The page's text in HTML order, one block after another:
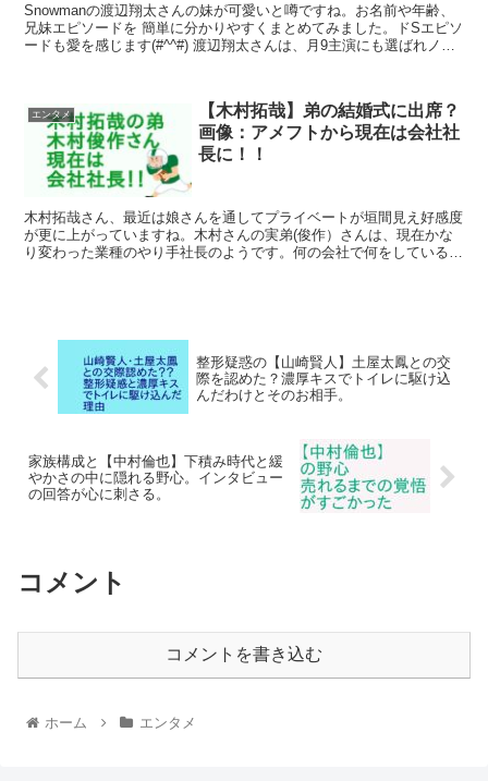
Snowmanの渡辺翔太さんの妹が可愛いと噂ですね。お名前や年齢、
兄妹エピソードを 簡単に分かりやすくまとめてみました。ドSエピソ
ードも愛を感じます(#^^#) 渡辺翔太さんは、月9主演にも選ばれノリ
エンタメ
【木村拓哉】弟の結婚式に出席？
画像：アメフトから現在は会社社
長に！！
木村拓哉さん、最近は娘さんを通してプライベートが垣間見え好感度
が更に上がっていますね。木村さんの実弟(俊作）さんは、現在かな
り変わった業種のやり手社長のようです。何の会社で何をしている会
整形疑惑の【山崎賢人】土屋太鳳との交
際を認めた？濃厚キスでトイレに駆け込
んだわけとそのお相手。
家族構成と【中村倫也】下積み時代と緩
やかさの中に隠れる野心。インタビュー
の回答が心に刺さる。
コメント
コメントを書き込む
ホーム エンタメ